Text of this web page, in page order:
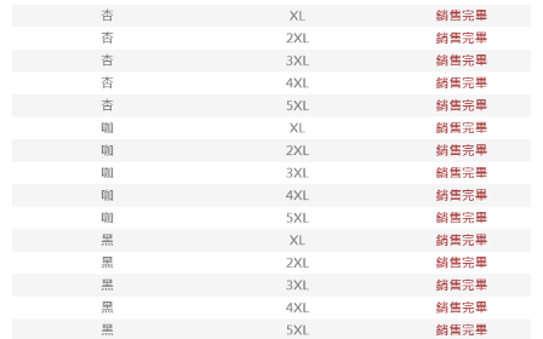
付款後711取貨
每筆NT$100，滿NT$1,800(含以上)免運費
每筆NT$150，滿NT$1,800(含以上)免運費